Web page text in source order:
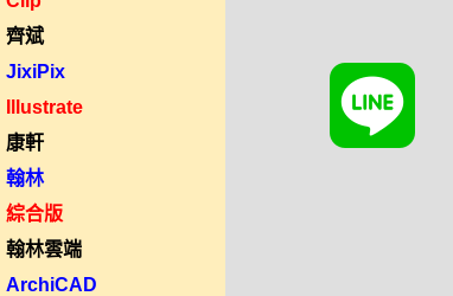
齊斌
JixiPix
Illustrate
康軒
翰林
綜合版
翰林雲端
ArchiCAD